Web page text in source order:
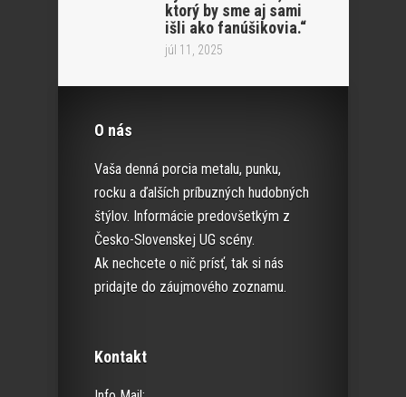
ktorý by sme aj sami
išli ako fanúšikovia.“
júl 11, 2025
O nás
Vaša denná porcia metalu, punku,
rocku a ďalších príbuzných hudobných
štýlov. Informácie predovšetkým z
Česko-Slovenskej UG scény.
Ak nechcete o nič prísť, tak si nás
pridajte do záujmového zoznamu.
Kontakt